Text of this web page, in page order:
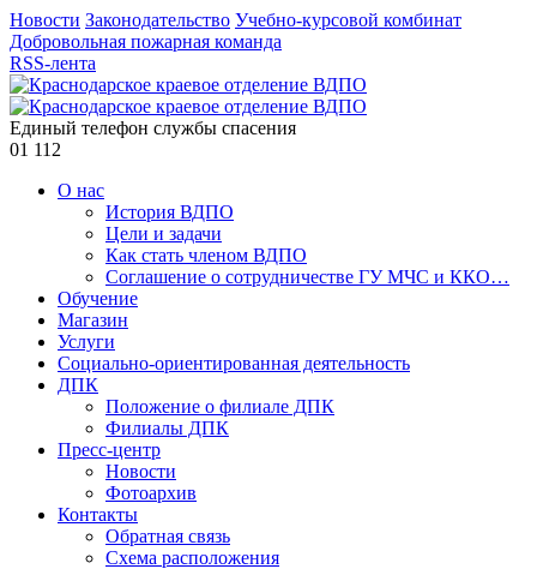
Новости Законодательство Учебно-курсовой комбинат
Добровольная пожарная команда
RSS-лента
Единый телефон службы спасения
01 112
О нас
История ВДПО
Цели и задачи
Как стать членом ВДПО
Соглашение о сотрудничестве ГУ МЧС и ККО…
Обучение
Магазин
Услуги
Социально-ориентированная деятельность
ДПК
Положение о филиале ДПК
Филиалы ДПК
Пресс-центр
Новости
Фотоархив
Контакты
Обратная связь
Схема расположения